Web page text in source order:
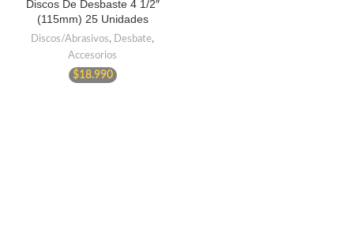
Discos De Desbaste 4 1/2″
(115mm) 25 Unidades
Discos/Abrasivos, Desbate,
Accesorios
$18.990